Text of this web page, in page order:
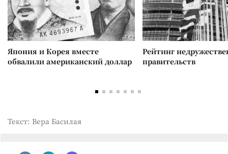
Япония и Корея вместе
обвалили американский доллар
Рейтинг
правительств
Текст: Вера Басилая